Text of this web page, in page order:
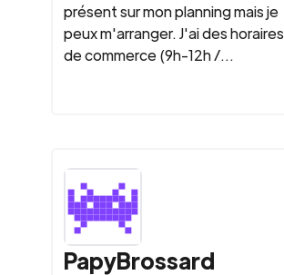
présent sur mon planning mais je
peux m'arranger. J'ai des horaires
de commerce (9h-12h /...
PapyBrossard